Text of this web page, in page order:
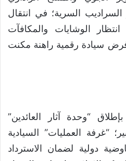
السرية؛ في انتقال
الوشايات والمكافآت
فرض سيادة رقمية راهنة مكنت
“وحدة آثار العائدين”
“غرفة العمليات” السيادية
دولية لضمان الاسترداد